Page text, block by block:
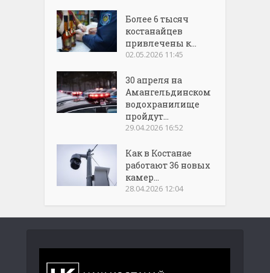
Более 6 тысяч
костанайцев
привлечены к...
02.05.2026 11:45
30 апреля на
Амангельдинском
водохранилище
пройдут...
29.04.2026 16:52
Как в Костанае
работают 36 новых
камер...
28.04.2026 12:04